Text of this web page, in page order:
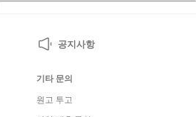
공지사항
기타 문의
원고 투고